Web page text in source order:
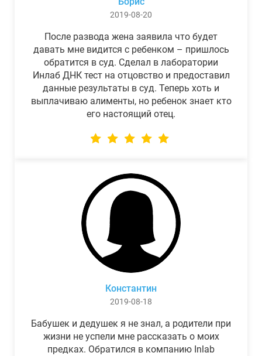
2019-08-20
После развода жена заявила что будет
давать мне видится с ребенком – пришлось
обратится в суд. Сделал в лаборатории
Инлаб ДНК тест на отцовство и предоставил
данные результаты в суд. Теперь хоть и
выплачиваю алименты, но ребенок знает кто
его настоящий отец.
Константин
2019-08-18
Бабушек и дедушек я не знал, а родители при
жизни не успели мне рассказать о моих
предках. Обратился в компанию Inlab